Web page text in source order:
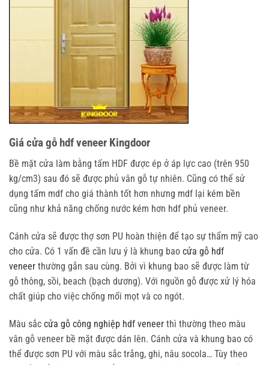
Giá cửa gỗ hdf veneer Kingdoor
Bề mặt cửa làm bằng tấm HDF được ép ở áp lực cao (trên 950
kg/cm3) sau đó sẽ được phủ vân gỗ tự nhiên. Cũng có thể sử
dụng tấm mdf cho giá thành tốt hơn nhưng mdf lại kém bền
cũng như khả năng chống nước kém hơn hdf phủ veneer.
Cánh cửa sẽ được thợ sơn PU hoàn thiện để tạo sự thẩm mỹ cao
cho cửa. Có 1 vấn đề cần lưu ý là khung bao cửa gỗ hdf
veneer thường gắn sau cùng. Bởi vì khung bao sẽ được làm từ
gỗ thông, sồi, beach (bạch dương). Với nguồn gỗ được xử lý hóa
chất giúp cho việc chống mối mọt và co ngót.
Màu sắc cửa gỗ công nghiệp hdf veneer thì thường theo màu
vân gỗ veneer bề mặt được dán lên. Cánh cửa và khung bao có
thể được sơn PU với màu sắc trắng, ghi, nâu socola… Tùy theo